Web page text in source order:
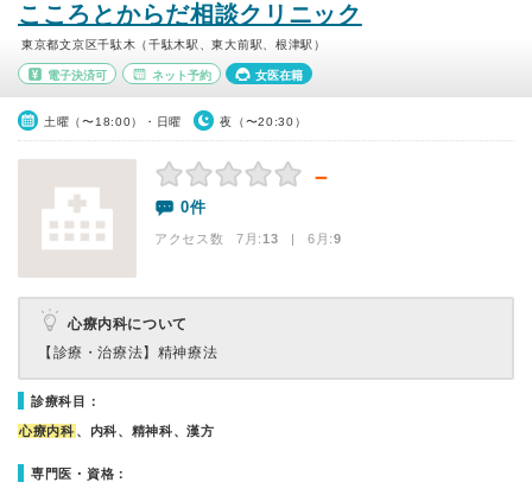
こころとからだ相談クリニック
東京都文京区千駄木（千駄木駅、東大前駅、根津駅）
電子決済可 ネット予約 女医在籍
土曜（〜18:00）・日曜 夜（〜20:30）
－
0件
アクセス数 7月:13 | 6月:9
心療内科について
【診療・治療法】 精神療法
診療科目：
心療内科 、内科、精神科、漢方
専門医・資格：